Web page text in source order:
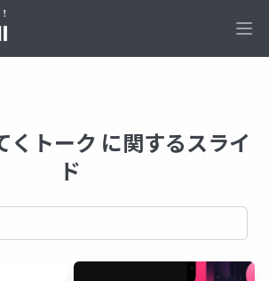
くトーク に関するスライ
ド